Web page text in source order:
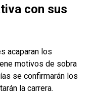
con sus
acaparan los
motivos de sobra
se confirmarán los
la carrera.